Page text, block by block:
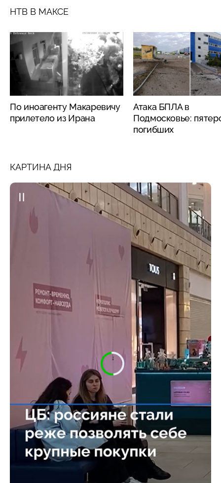
НТВ В МАКСЕ
По иноагенту Макаревичу
прилетело из Ирана
Атака БПЛА в
Подмосковье:
погибших
КАРТИНА ДНЯ